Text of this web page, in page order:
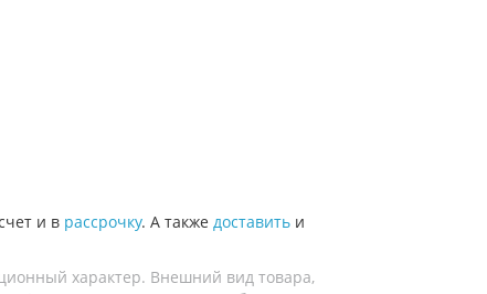
и в рассрочку. А также доставить и
характер. Внешний вид товара,